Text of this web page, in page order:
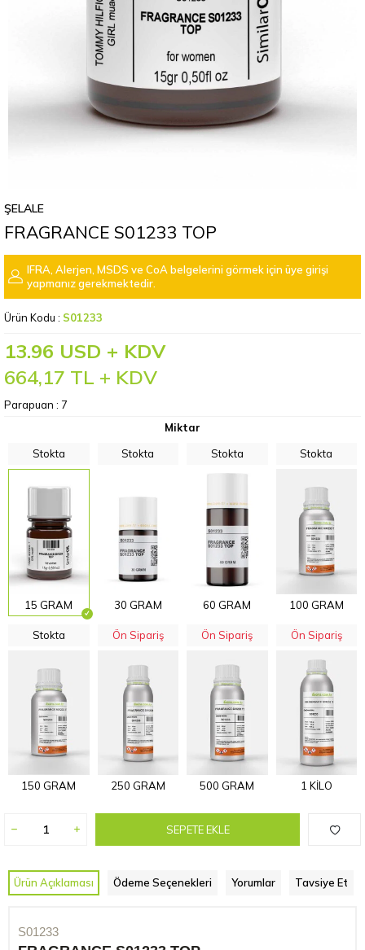
ŞELALE
FRAGRANCE S01233 TOP
IFRA, Alerjen, MSDS ve CoA belgelerini görmek için üye girişi
yapmanız gerekmektedir.
Ürün Kodu : S01233
13.96 USD + KDV
664,17 TL + KDV
Parapuan : 7
Miktar
Stokta
15 GRAM
Stokta
30 GRAM
Stokta
60 GRAM
Stokta
100 GRAM
Stokta
150 GRAM
Ön Sipariş
250 GRAM
Ön Sipariş
500 GRAM
Ön Sipariş
1 KİLO
SEPETE EKLE
Ürün Açıklaması Ödeme Seçenekleri Yorumlar Tavsiye Et
S01233